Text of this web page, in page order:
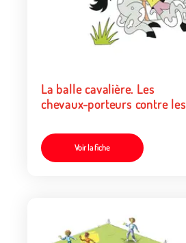
La balle cavalière. Les
chevaux-porteurs contre les
Voir la fiche